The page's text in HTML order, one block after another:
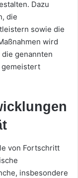
Dazu
die
sowie die
wird
genannten
gemeistert
von Fortschritt
insbesondere